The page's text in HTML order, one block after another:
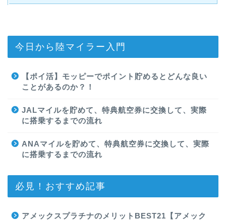
今日から陸マイラー入門
【ポイ活】モッピーでポイント貯めるとどんな良い
ことがあるのか？！
JALマイルを貯めて、特典航空券に交換して、実際
に搭乗するまでの流れ
ANAマイルを貯めて、特典航空券に交換して、実際
に搭乗するまでの流れ
必見！おすすめ記事
アメックスプラチナのメリットBEST21【アメック